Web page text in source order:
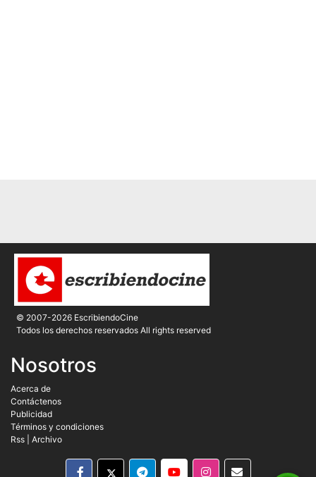
© 2007-2026 EscribiendoCine
Todos los derechos reservados All rights reserved
Nosotros
Acerca de
Contáctenos
Publicidad
Términos y condiciones
Rss
Archivo